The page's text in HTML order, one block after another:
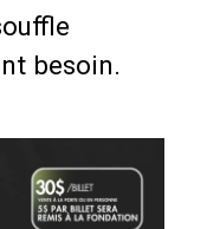
besoin.